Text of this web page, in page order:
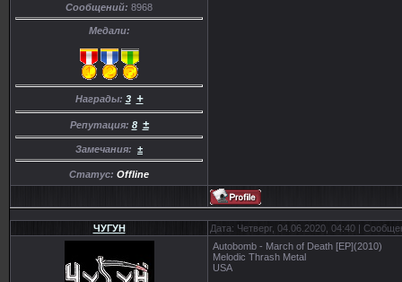
Сообщений: 8968
Медали:
Награды: 3 +
Репутация: 8 ±
Замечания: ±
Статус: Offline
ЧУГУН Дата: Четверг, 04.06.2020, 04:40 |
Autobomb - March of Death [EP](2010)
Melodic Thrash Metal
USA